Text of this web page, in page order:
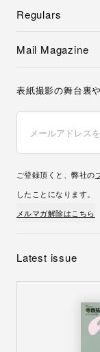
Regulars
Mail Magazine
表紙撮影の舞台裏
ご登録頂くと、弊社の
したことになります。
メルマガ解除はこちら
Latest issue